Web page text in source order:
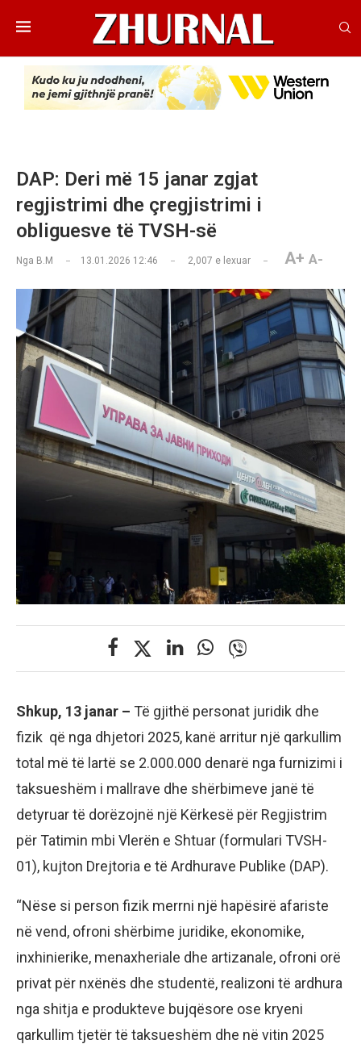
DAP: Deri më 15 janar zgjat
regjistrimi dhe çregjistrimi i
obliguesve të TVSH-së
Nga B.M 13.01.2026 12:46 2,007 e lexuar A+ A-
Shkup, 13 janar – Të gjithë personat juridik dhe
fizik që nga dhjetori 2025, kanë arritur një qarkullim
total më të lartë se 2.000.000 denarë nga furnizimi i
taksueshëm i mallrave dhe shërbimeve janë të
detyruar të dorëzojnë një Kërkesë për Regjistrim
për Tatimin mbi Vlerën e Shtuar (formulari TVSH-
01), kujton Drejtoria e të Ardhurave Publike (DAP).
“Nëse si person fizik merrni një hapësirë afariste
në vend, ofroni shërbime juridike, ekonomike,
inxhinierike, menaxheriale dhe artizanale, ofroni orë
privat për nxënës dhe studentë, realizoni të ardhura
nga shitja e produkteve bujqësore ose kryeni
qarkullim tjetër të taksueshëm dhe në vitin 2025